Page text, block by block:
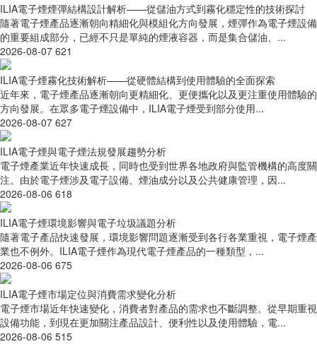
ILIA電子煙煙彈結構設計解析——從儲油方式到霧化穩定性的技術探討
隨著電子煙產品逐漸朝向精細化與模組化方向發展，煙彈作為電子煙設備
的重要組成部分，已經不只是單純的煙液容器，而是集合儲油、...
2026-08-07 621
ILIA電子煙霧化技術解析——從硬體結構到使用體驗的全面探索
近年來，電子煙產品逐漸朝向更精細化、更便攜化以及更注重使用體驗的
方向發展。在眾多電子煙設備中，ILIA電子煙受到部分使用...
2026-08-07 627
ILIA電子煙與電子煙法規發展趨勢分析
電子煙產業近年快速成長，同時也受到世界各地政府與監管機構的高度關
注。由於電子煙涉及電子設備、煙油成分以及公共健康管理，因...
2026-08-06 618
ILIA電子煙環境影響與電子垃圾議題分析
隨著電子產品快速發展，環境影響問題逐漸受到各行各業重視，電子煙產
業也不例外。ILIA電子煙作為現代電子煙產品的一種類型，...
2026-08-06 675
ILIA電子煙市場定位與消費需求變化分析
電子煙市場近年快速變化，消費者對產品的需求也不斷調整。從早期重視
設備功能，到現在更加關注產品設計、便利性以及使用體驗，電...
2026-08-06 515